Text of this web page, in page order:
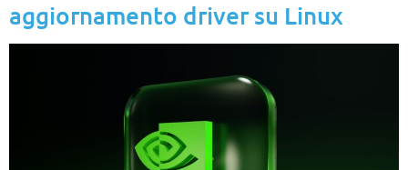
aggiornamento driver su Linux